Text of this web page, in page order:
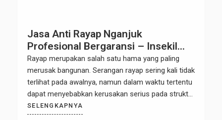
Jasa Anti Rayap Nganjuk
Profesional Bergaransi – Insekil
Pest Control
Rayap merupakan salah satu hama yang paling
merusak bangunan. Serangan rayap sering kali tidak
terlihat pada awalnya, namun dalam waktu tertentu
dapat menyebabkan kerusakan serius pada struktur
rumah, kantor, maupun bangunan komersial. Oleh
karena itu, menggunakan Jasa Anti Rayap Nganjuk
SELENGKAPNYA